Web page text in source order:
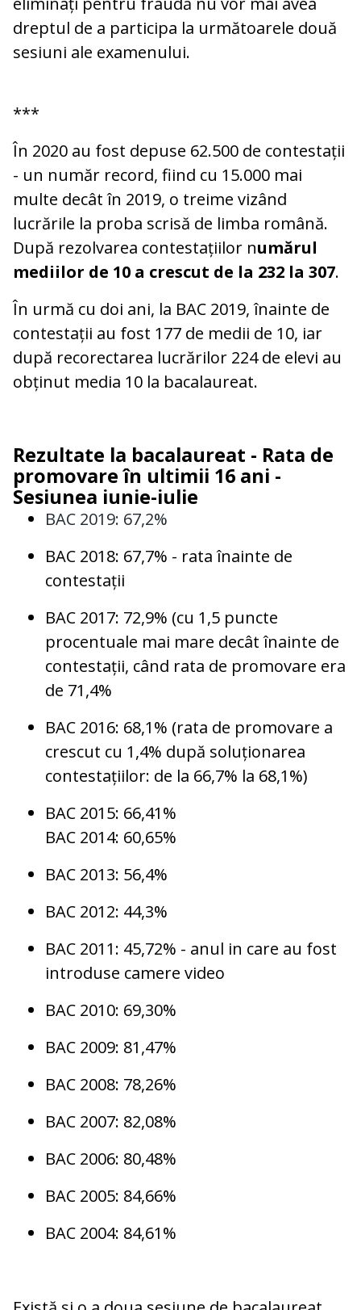
dreptul de a participa la următoarele două
sesiuni ale examenului.
***
În 2020 au fost depuse 62.500 de contestații
- un număr record, fiind cu 15.000 mai
multe decât în 2019, o treime vizând
lucrările la proba scrisă de limba română.
După rezolvarea contestațiilor numărul
mediilor de 10 a crescut de la 232 la 307.
În urmă cu doi ani, la BAC 2019, înainte de
contestații au fost 177 de medii de 10, iar
după recorectarea lucrărilor 224 de elevi au
obținut media 10 la bacalaureat.
Rezultate la bacalaureat - Rata de
promovare în ultimii 16 ani -
Sesiunea iunie-iulie
BAC 2019: 67,2%
BAC 2018: 67,7% - rata înainte de
contestații
BAC 2017: 72,9% (cu 1,5 puncte
procentuale mai mare decât înainte de
contestații, când rata de promovare era
de 71,4%
BAC 2016: 68,1% (rata de promovare a
crescut cu 1,4% după soluționarea
contestațiilor: de la 66,7% la 68,1%)
BAC 2015: 66,41%
BAC 2014: 60,65%
BAC 2013: 56,4%
BAC 2012: 44,3%
BAC 2011: 45,72% - anul in care au fost
introduse camere video
BAC 2010: 69,30%
BAC 2009: 81,47%
BAC 2008: 78,26%
BAC 2007: 82,08%
BAC 2006: 80,48%
BAC 2005: 84,66%
BAC 2004: 84,61%